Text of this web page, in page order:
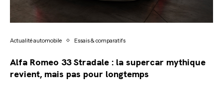
Actualité automobile Essais & comparatifs
Alfa Romeo 33 Stradale : la supercar mythique
revient, mais pas pour longtemps